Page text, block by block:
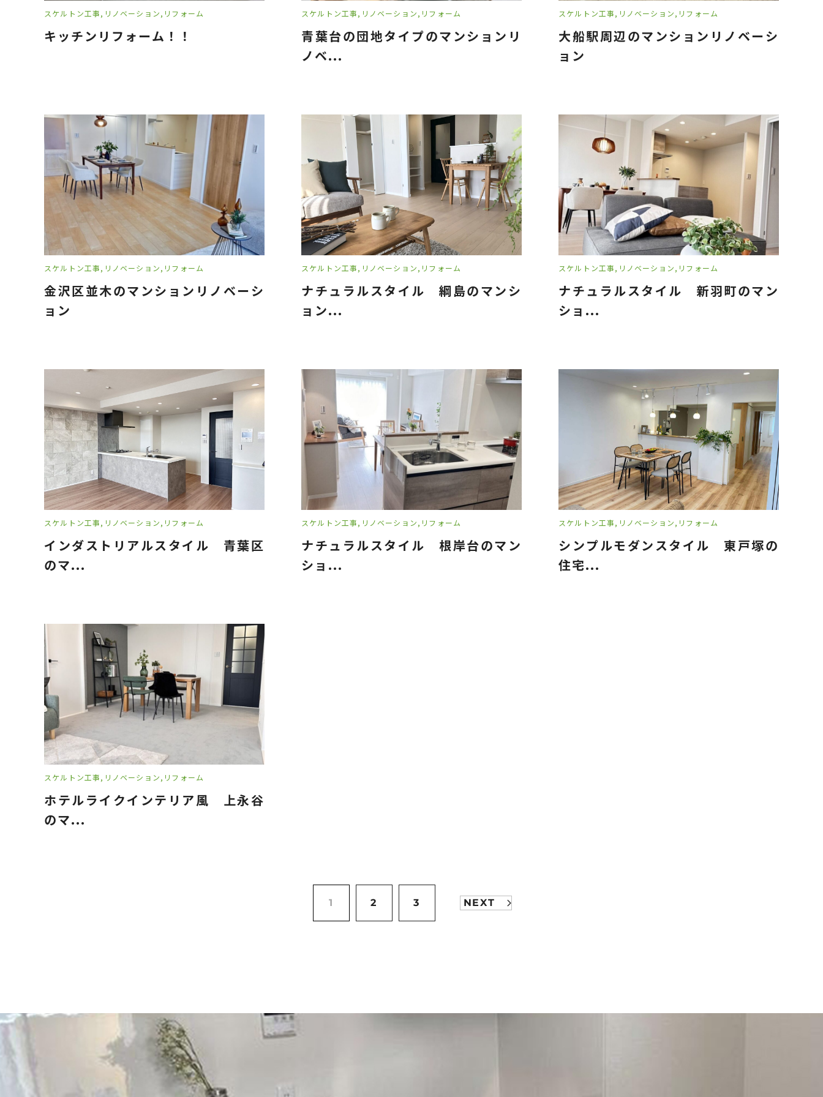
スケルトン工事 リノベーション リフォーム
キッチンリフォーム！！
スケルトン工事 リノベーション リフォーム
青葉台の団地タイプのマンションリ
ノベ...
スケルトン工事 リノベーション リフォーム
大船駅周辺のマンションリノベーシ
ョン
スケルトン工事 リノベーション リフォーム
金沢区並木のマンションリノベーシ
ョン
スケルトン工事 リノベーション リフォーム
ナチュラルスタイル 綱島のマンシ
ョン...
スケルトン工事 リノベーション リフォーム
ナチュラルスタイル 新羽町のマン
ショ...
スケルトン工事 リノベーション リフォーム
インダストリアルスタイル 青葉区
のマ...
スケルトン工事 リノベーション リフォーム
ナチュラルスタイル 根岸台のマン
ショ...
スケルトン工事 リノベーション リフォーム
シンプルモダンスタイル 東戸塚の
住宅...
スケルトン工事 リノベーション リフォーム
ホテルライクインテリア風 上永谷
のマ...
1 2 3 NEXT